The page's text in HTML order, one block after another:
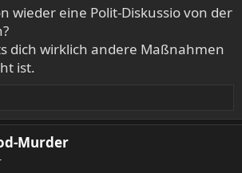
wieder eine Polit-Diskussio von der
dich wirklich andere Maßnahmen
ist.
Murder